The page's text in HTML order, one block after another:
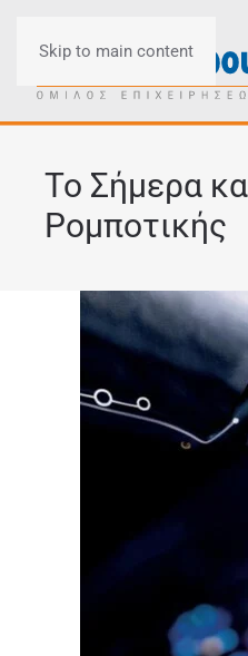
Skip to main content
Το Σήμερα
Ρομποτικής